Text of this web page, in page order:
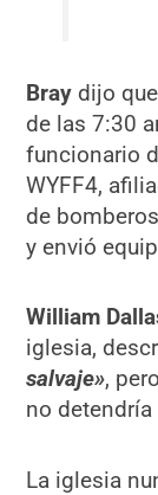
Bray dijo
de las 7:30
funcionario
WYFF4,
de
y envió
William
iglesia,
salvaje»,
no detendría
La iglesia